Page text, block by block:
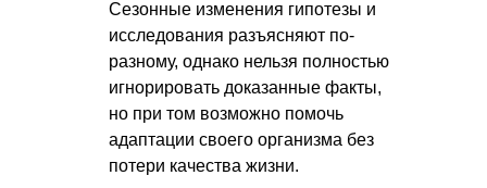
Сезонные изменения гипотезы и
исследования разъясняют по-
разному, однако нельзя полностью
игнорировать доказанные факты,
но при том возможно помочь
адаптации своего организма без
потери качества жизни.